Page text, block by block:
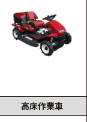
高床作業車